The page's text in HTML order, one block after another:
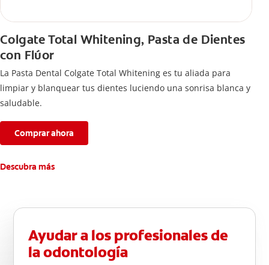
Colgate Total Whitening, Pasta de Dientes
con Flúor
La Pasta Dental Colgate Total Whitening es tu aliada para
limpiar y blanquear tus dientes luciendo una sonrisa blanca y
saludable.
Comprar ahora
Descubra más
Ayudar a los profesionales de
la odontología